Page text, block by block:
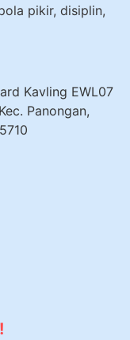
pikir, disiplin,
Kavling EWL07
Panongan,